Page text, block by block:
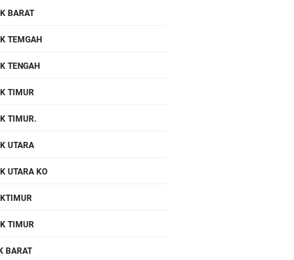
BARAT
TEMGAH
TENGAH
TIMUR
TIMUR.
UTARA
UTARA KO
TIMUR
BARAT